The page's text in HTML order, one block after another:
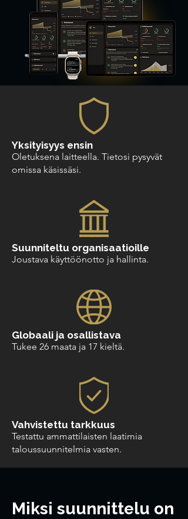
Yksityisyys ensin
Oletuksena laitteella. Tietosi pysyvät
omissa käsissäsi.
Suunniteltu organisaatioille
Joustava käyttöönotto ja hallinta.
Globaali ja osallistava
Tukee 26 maata ja 17 kieltä.
Vahvistettu tarkkuus
Testattu ammattilaisten laatimia
taloussuunnitelmia vasten.
Miksi suunnittelu on